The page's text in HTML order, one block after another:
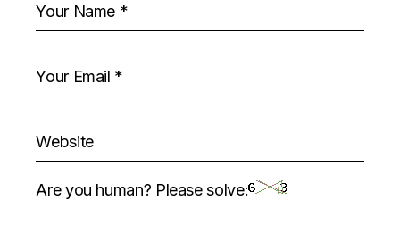
Are you human? Please solve: